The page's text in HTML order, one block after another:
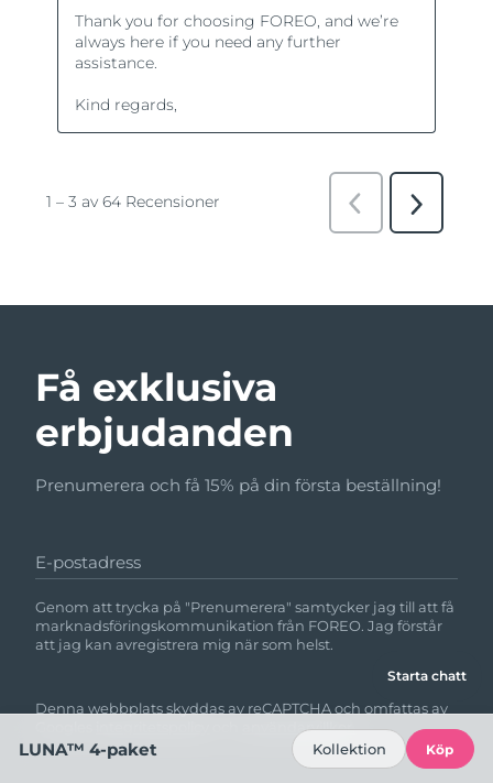
Få exklusiva
erbjudanden
Prenumerera och få 15% på din första beställning!
E-postadress
Genom att trycka på "Prenumerera" samtycker jag till att få
marknadsföringskommunikation från FOREO. Jag förstår
att jag kan avregistrera mig när som helst.
Denna webbplats skyddas av reCAPTCHA och omfattas av
användarvillkor.
Starta chatt
LUNA™ 4-paket Kollektion Köp